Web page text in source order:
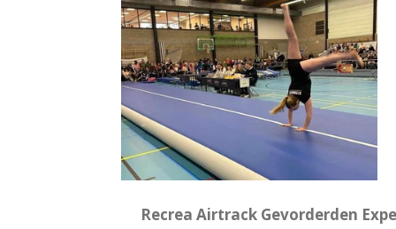
Recrea Airtrack Gevorderden